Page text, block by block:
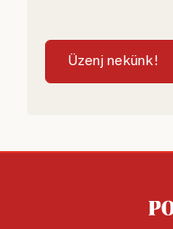
Üzenj nekünk!